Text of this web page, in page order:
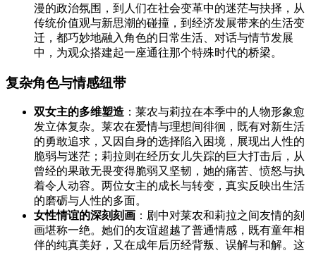
漫的政治氛围，到人们在社会变革中的迷茫与抉择，从
传统价值观与新思潮的碰撞，到经济发展带来的生活变
迁，都巧妙地融入角色的日常生活、对话与情节发展
中，为观众搭建起一座通往那个特殊时代的桥梁。
复杂角色与情感纽带
双女主的多维塑造 ：莱农与莉拉在本季中的人物形象愈
发立体复杂。莱农在爱情与理想间徘徊，既有对新生活
的勇敢追求，又因自身的选择陷入困境，展现出人性的
脆弱与迷茫；莉拉则在经历女儿失踪的巨大打击后，从
曾经的果敢无畏变得脆弱又坚韧，她的痛苦、愤怒与执
着令人动容。两位女主的成长与转变，真实反映出生活
的磨砺与人性的多面。
女性情谊的深刻刻画 ：剧中对莱农和莉拉之间友情的刻
画堪称一绝。她们的友谊超越了普通情感，既有童年相
伴的纯真美好，又在成年后历经背叛、误解与和解。这